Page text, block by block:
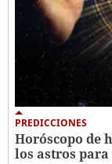
PREDICCIONES
Horóscopo de
los astros